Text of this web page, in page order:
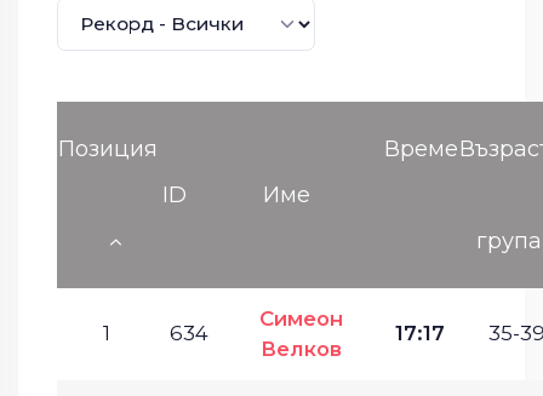
Позиция
ID
Име
Време
група
1 634
Симеон
Велков
17:17 35-